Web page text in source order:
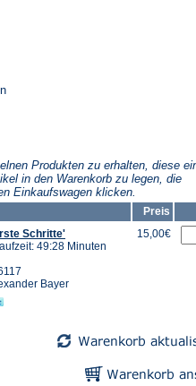
Produkten zu erhalten, diese
in den Warenkorb zu legen, die
Einkaufswagen klicken.
Preis
Schritte'
49:28 Minuten
Bayer
15,00€